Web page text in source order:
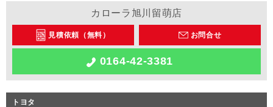
カローラ旭川留萌店
見積依頼（無料） お問合せ
0164-42-3381
トヨタ